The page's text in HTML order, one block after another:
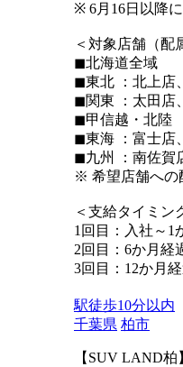
※ 6月16日以降
＜対象店舗（配
◼︎北海道全域
◼︎東北 ：北上店
◼︎関東 ：太田店
◼︎甲信越・北陸
◼︎東海 ：富士店
◼︎九州 ：南佐賀
※ 希望店舗への
＜支給タイミン
1回目：入社～1
2回目：6か月経
3回目：12か月
駅徒歩10分以内
千葉県 柏市
【SUV LAND柏